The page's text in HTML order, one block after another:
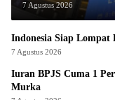
7 Agustus 2026
Indonesia Siap Lompat
7 Agustus 2026
Iuran BPJS Cuma 1
Murka